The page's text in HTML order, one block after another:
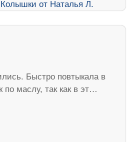
Быстро повтыкала в
маслу, так как в эт…